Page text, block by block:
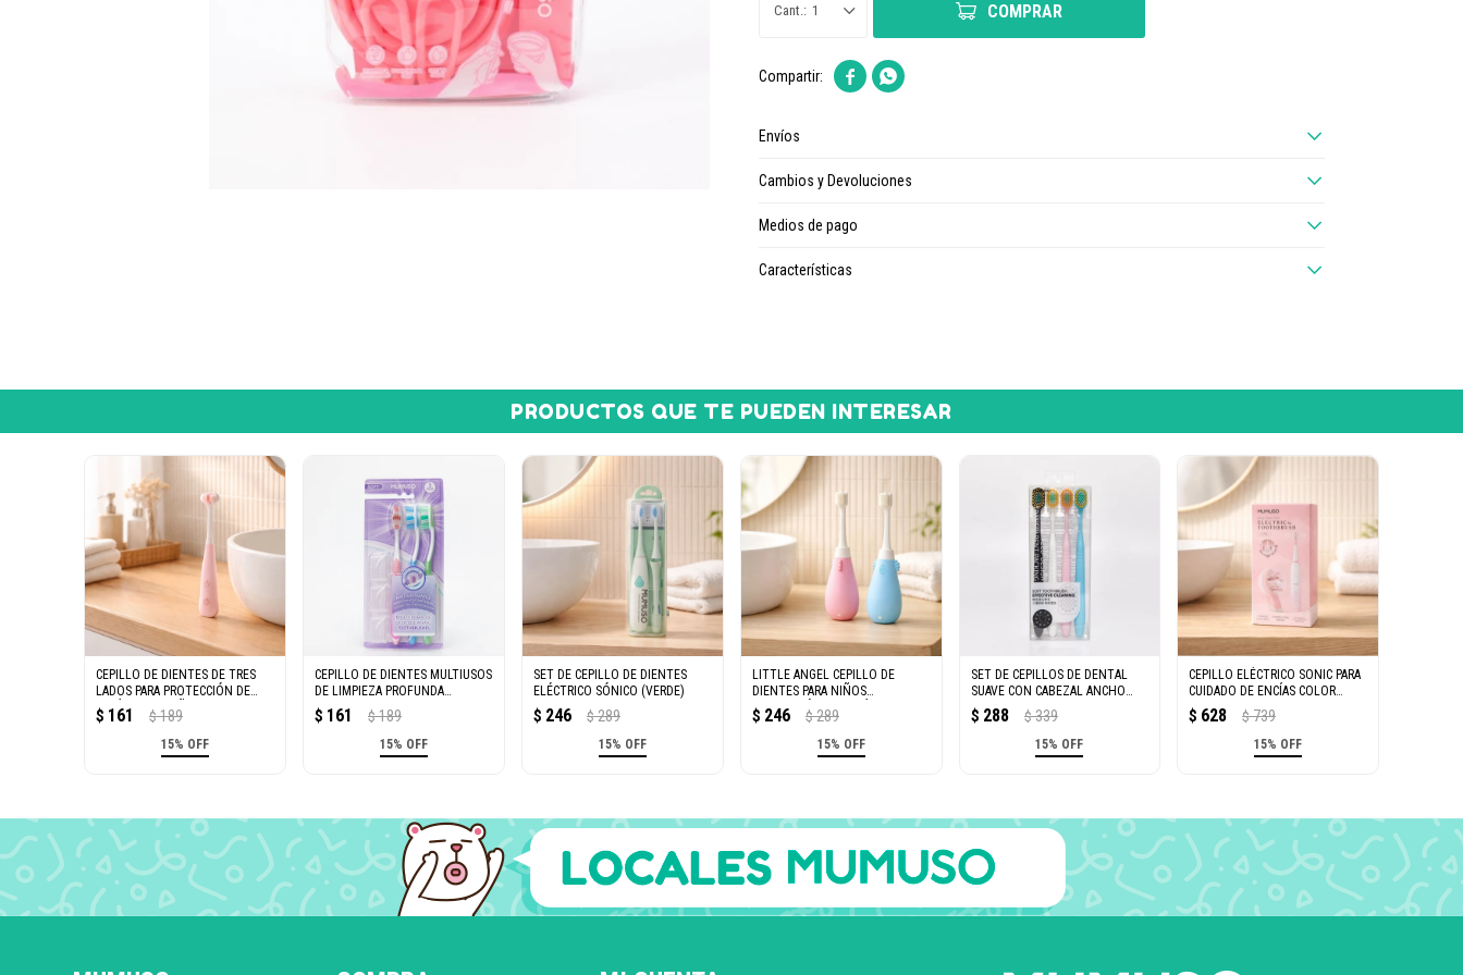
1 COMPRAR
 
Envíos
Cambios y Devoluciones
Medios de pago
Características
PRODUCTOS QUE TE PUEDEN INTERESAR
CEPILLO DE DIENTES DE TRES
LADOS PARA PROTECCIÓN DE
ENCÍAS PARA NIÑOS (ROSA)
$ 161 $ 189
15% OFF
CEPILLO DE DIENTES MULTIUSOS
DE LIMPIEZA PROFUNDA
(PAQUETE DE 3)
$ 161 $ 189
15% OFF
SET DE CEPILLO DE DIENTES
ELÉCTRICO SÓNICO (VERDE)
$ 246 $ 289
15% OFF
LITTLE ANGEL CEPILLO DE
DIENTES PARA NIÑOS
PROTECCIÓN DE ENCÍAS
$ 246 $ 289
15% OFF
SET DE CEPILLOS DE DENTAL
SUAVE CON CABEZAL ANCHO
(PACK DE 4)
$ 288 $ 339
15% OFF
CEPILLO ELÉCTRICO SONIC PARA
CUIDADO DE ENCÍAS COLOR
ROSA
$ 628 $ 739
15% OFF